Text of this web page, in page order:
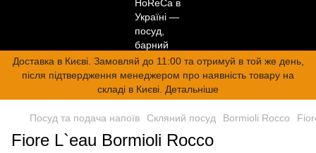
Доставка в Києві. Замовляй до 11:00 та отримуй в той же день,
після підтвердження менеджером про наявність товару на
складі в Києві. Детальніше
Посуд та подача напоїв Скляний посуд Bormioli Rocco
Fiore L`eau Bormioli Rocco